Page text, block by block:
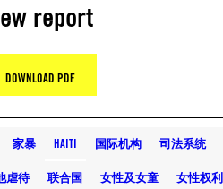
report
DOWNLOAD PDF
家暴 HAITI 国际机构 司法系统
虐待 联合国 女性及女童 女性权利